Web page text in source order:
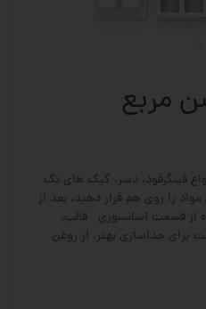
مربع
فینگرفود، دسر، کیک های تک
را روی هم قرار دهید، بعد از
از قسمت آسانسوری قالب،
جداسازی بهتر، از روغن